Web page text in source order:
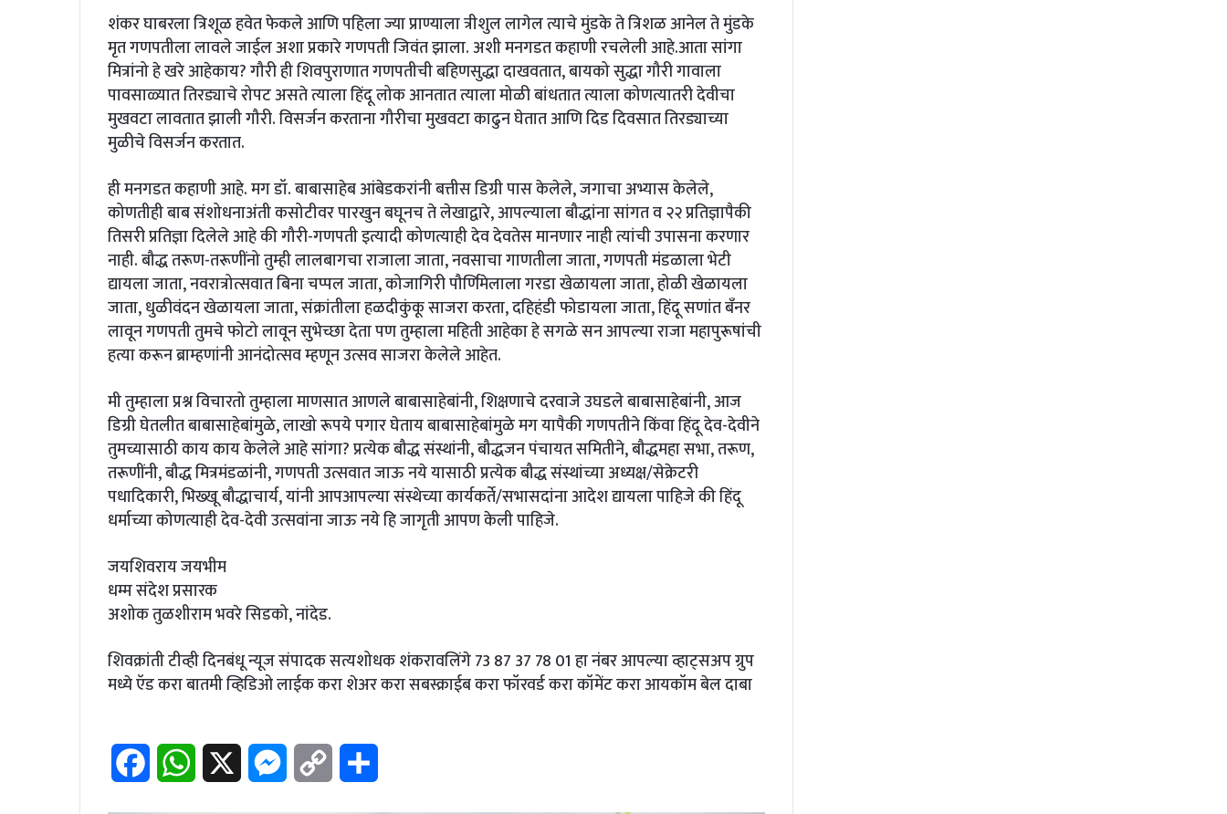
शंकर घाबरला त्रिशूळ हवेत फेकले आणि पहिला ज्या प्राण्याला त्रीशुल लागेल त्याचे मुंडके ते त्रिशळ आनेल ते मुंडके
मृत गणपतीला लावले जाईल अशा प्रकारे गणपती जिवंत झाला. अशी मनगडत कहाणी रचलेली आहे.आता सांगा
मित्रांनो हे खरे आहेकाय? गौरी ही शिवपुराणात गणपतीची बहिणसुद्धा दाखवतात, बायको सुद्धा गौरी गावाला
पावसाळ्यात तिरड्याचे रोपट असते त्याला हिंदू लोक आनतात त्याला मोळी बांधतात त्याला कोणत्यातरी देवीचा
मुखवटा लावतात झाली गौरी. विसर्जन करताना गौरीचा मुखवटा काढुन घेतात आणि दिड दिवसात तिरड्याच्या
मुळीचे विसर्जन करतात.
ही मनगडत कहाणी आहे. मग डॉ. बाबासाहेब आंबेडकरांनी बत्तीस डिग्री पास केलेले, जगाचा अभ्यास केलेले,
कोणतीही बाब संशोधनाअंती कसोटीवर पारखुन बघूनच ते लेखाद्वारे, आपल्याला बौद्धांना सांगत व २२ प्रतिज्ञापैकी
तिसरी प्रतिज्ञा दिलेले आहे की गौरी-गणपती इत्यादी कोणत्याही देव देवतेस मानणार नाही त्यांची उपासना करणार
नाही. बौद्ध तरूण-तरूणींनो तुम्ही लालबागचा राजाला जाता, नवसाचा गाणतीला जाता, गणपती मंडळाला भेटी
द्यायला जाता, नवरात्रोत्सवात बिना चप्पल जाता, कोजागिरी पौर्णिमेलाला गरडा खेळायला जाता, होळी खेळायला
जाता, धुळीवंदन खेळायला जाता, संक्रांतीला हळदीकुंकू साजरा करता, दहिहंडी फोडायला जाता, हिंदू सणांत बँनर
लावून गणपती तुमचे फोटो लावून सुभेच्छा देता पण तुम्हाला महिती आहेका हे सगळे सन आपल्या राजा महापुरूषांची
हत्या करून ब्राम्हणांनी आनंदोत्सव म्हणून उत्सव साजरा केलेले आहेत.
मी तुम्हाला प्रश्न विचारतो तुम्हाला माणसात आणले बाबासाहेबांनी, शिक्षणाचे दरवाजे उघडले बाबासाहेबांनी, आज
डिग्री घेतलीत बाबासाहेबांमुळे, लाखो रूपये पगार घेताय बाबासाहेबांमुळे मग यापैकी गणपतीने किंवा हिंदू देव-देवीने
तुमच्यासाठी काय काय केलेले आहे सांगा? प्रत्येक बौद्ध संस्थांनी, बौद्धजन पंचायत समितीने, बौद्धमहा सभा, तरूण,
तरूणींनी, बौद्ध मित्रमंडळांनी, गणपती उत्सवात जाऊ नये यासाठी प्रत्येक बौद्ध संस्थांच्या अध्यक्ष/सेक्रेटरी
पधादिकारी, भिख्खू बौद्धाचार्य, यांनी आपआपल्या संस्थेच्या कार्यकर्ते/सभासदांना आदेश द्यायला पाहिजे की हिंदू
धर्माच्या कोणत्याही देव-देवी उत्सवांना जाऊ नये हि जागृती आपण केली पाहिजे.
जयशिवराय जयभीम
धम्म संदेश प्रसारक
अशोक तुळशीराम भवरे सिडको, नांदेड.
शिवक्रांती टीव्ही दिनबंधू न्यूज संपादक सत्यशोधक शंकरावलिंगे 73 87 37 78 01 हा नंबर आपल्या व्हाट्सअप ग्रुप
मध्ये ऍड करा बातमी व्हिडिओ लाईक करा शेअर करा सबस्क्राईब करा फॉरवर्ड करा कॉमेंट करा आयकॉम बेल दाबा